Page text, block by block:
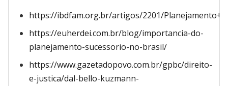
https://ibdfam.org.br/artigos/2201/
https://euherdei.com.br/blog/importancia-do-
planejamento-sucessorio-no-brasil/
https://www.gazetadopovo.com.br/gpbc/direito-
e-justica/dal-bello-kuzmann-